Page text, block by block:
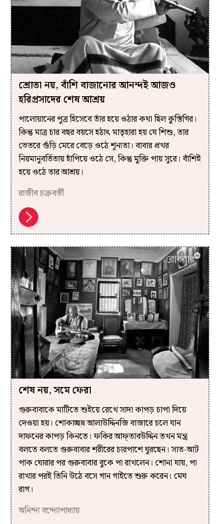
শ্রোতা নয়, বাঁশি বাজানোর আনন্দই আজও
হরিপ্রসাদের শেষ আশ্রয়
পালোয়ানের পুত্র হিসেবে তাঁর হয়ে ওঠার কথা ছিল কুস্তিগির।
কিন্তু মাত্র চার বছর বয়সে হঠাৎ মাতৃহারা হয় যে শিশু, তার
ভেতরে গুঁড়ি মেরে বেড়ে ওঠে শূন্যতা। বাবার প্রখর
নিয়মানুবর্তিতায় হাঁপিয়ে ওঠে সে, কিন্তু মুক্তি পায় সুরে। বাঁশিই
হয়ে ওঠে তার আশ্রয়।
রাজীব চক্রবর্তী
শেষ নয়, সমে ফেরা
গুরুবাবাকে মাটিতে শুইয়ে রেখে সাদা কাপড় চাপা দিয়ে
দেওয়া হয়। শোকাচ্ছন্ন আলাউদ্দিনজি বাজারে চলে যান
দাফনের কাপড় কিনতে। ফকির আফ্‌তাবউদ্দিন তখন মন্ত্র
বলতে বলতে গুরুবাবার শরীরের চারপাশে ঘুরছেন। সাত-আট
পাক ঘোরার পর গুরুবাবার বুকে পা রাখলেন। শোনা যায়, পা
রাখার পরই তিনি উঠে বসে গান গাইতে শুরু করেন। মেঘ
রাগ।
অনিন্দ্য বন্দ্যোপাধ্যায়